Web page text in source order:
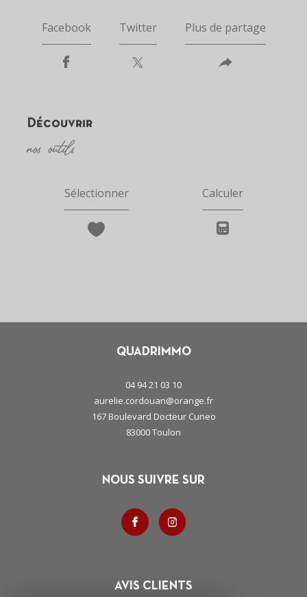
Facebook Twitter Plus de partage
découvrir
nos outils
Sélectionner Calculer
QUADRIMMO
04 94 21 03 10
aurelie.cordouan@orange.fr
167 Boulevard Docteur Cuneo
83000
toulon
NOUS SUIVRE SUR
AVIS CLIENTS